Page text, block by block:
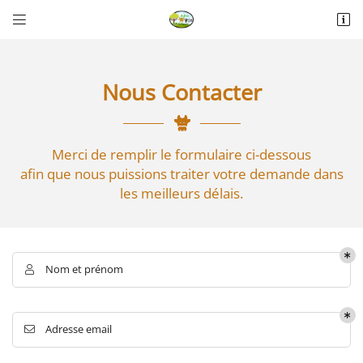
 
La Thérèsière
Rafraîchir le captcha
Nous Contacter
Merci de remplir le formulaire ci-dessous
afin que nous puissions traiter votre demande dans
les meilleurs délais.
 Nom et prénom
 Adresse email